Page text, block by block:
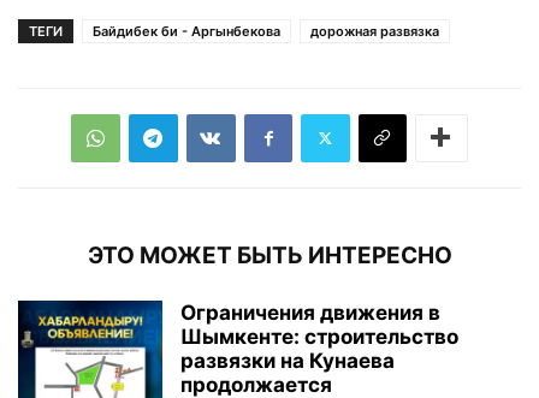
ТЕГИ Байдибек би - Аргынбекова дорожная развязка
ЭТО МОЖЕТ БЫТЬ ИНТЕРЕСНО
Ограничения движения в
Шымкенте: строительство
развязки на Кунаева
продолжается